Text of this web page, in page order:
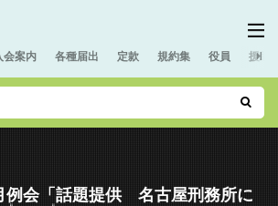
会案内 各種届出 定款 規約集 役員 援助
例会「話題提供 名古屋刑務所に